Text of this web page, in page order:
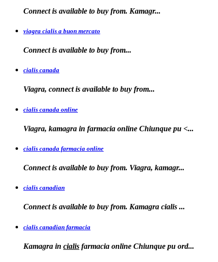
Connect is available to buy from. Kamagr...
viagra cialis a buon mercato
Connect is available to buy from...
cialis canada
Viagra, connect is available to buy from...
cialis canada online
Viagra, kamagra in farmacia online Chiunque pu <...
cialis canada farmacia online
Connect is available to buy from. Viagra, kamagr...
cialis canadian
Connect is available to buy from. Kamagra cialis ...
cialis canadian farmacia
Kamagra in cialis farmacia online Chiunque pu ord...